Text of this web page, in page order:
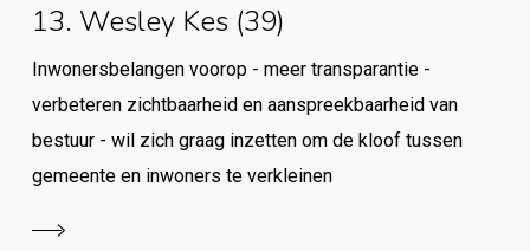
13. Wesley Kes (39)
Inwonersbelangen voorop - meer transparantie -
verbeteren zichtbaarheid en aanspreekbaarheid van
bestuur - wil zich graag inzetten om de kloof tussen
gemeente en inwoners te verkleinen